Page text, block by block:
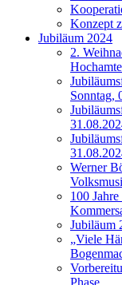
Konzept
Jubiläum 2024
2.
Sonntag,
Werner
100
Jubiläum
„Viele
Phase